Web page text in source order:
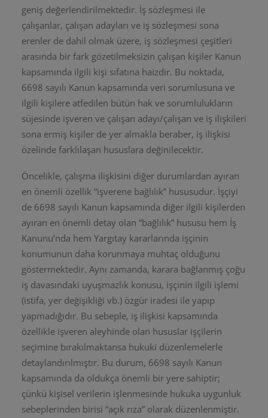
geniş değerlendirilmektedir. İş sözleşmesi ile
çalışanlar, çalışan adayları ve iş sözleşmesi sona
erenler de dahil olmak üzere, iş sözleşmesi çeşitleri
arasında bir fark gözetilmeksizin çalışan kişiler Kanun
kapsamında ilgili kişi sıfatına haizdir. Bu noktada,
6698 sayılı Kanun kapsamında veri sorumlusuna ve
ilgili kişilere atfedilen bütün hak ve sorumlulukların
süjesinde işveren ve çalışan adayı/çalışan ve iş ilişkileri
sona ermiş kişiler de yer almakla beraber, iş ilişkisi
özelinde farklılaşan hususlara değinilecektir.
Öncelikle, çalışma ilişkisini diğer durumlardan ayıran
en önemli özellik “işverene bağlılık” hususudur. İşçiyi
de 6698 sayılı Kanun kapsamında diğer ilgili kişilerden
ayıran en önemli detay olan “bağlılık” hususu hem İş
Kanunu’nda hem Yargıtay kararlarında işçinin
konumunun daha korunmaya muhtaç olduğunu
göstermektedir. Aynı zamanda, karara bağlanmış çoğu
iş davasındaki uyuşmazlık konusu, işçinin ilgili işlemi
(istifa, yer değişikliği vb.) özgür iradesi ile yapıp
yapmadığıdır. Bu sebeple, iş ilişkisi kapsamında
özellikle işveren aleyhinde olan hususlar işçilerin
seçimine bırakılmaktansa hukuki düzenlemelerle
detaylandırılmıştır. Bu durum, 6698 sayılı Kanun
kapsamında da oldukça önemli bir yere sahiptir;
çünkü kişisel verilerin işlenmesinde hukuka uygunluk
sebeplerinden birisi “açık rıza” olarak düzenlenmiştir.